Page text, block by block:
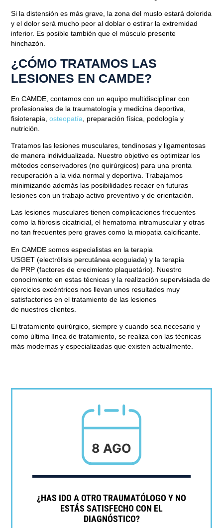
Si la distensión es más grave, la zona del muslo estará dolorida
y el dolor será mucho peor al doblar o estirar la extremidad
inferior. Es posible también que el músculo presente
hinchazón.
¿CÓMO TRATAMOS LAS
LESIONES EN CAMDE?
EnCAMDE , contamos con un equipo multidisciplinar con
profesionales de la traumatología y medicina deportiva,
fisioterapia,osteopatía , preparación física, podología y
nutrición.
Tratamos las lesiones musculares, tendinosas y ligamentosas
de manera individualizada. Nuestro objetivo es optimizar los
métodos conservadores (noquirúrgicos) para una pronta
recuperación a la vida normal y deportiva. Trabajamos
minimizando además las posibilidades recaer en futuras
lesiones con un trabajo activo preventivo y de orientación.
Las lesiones musculares tienen complicaciones frecuentes
como la fibrosis cicatricial, el hematoma intramuscular y otras
no tan frecuentes pero graves como la miopatia calcificante.
En CAMDE somos especialistas en la terapia
USGET (electrólisis percutánea ecoguiada) y la terapia
de PRP (factores de crecimiento plaquetário). Nuestro
conocimiento en estas técnicas y la realización supervisiada de
ejercicios excéntricos nos llevan unos resultados muy
satisfactorios en el tratamiento de las lesiones
de nuestros clientes.
El tratamiento quirúrgico , siempre y cuando sea necesario y
como última línea de tratamiento, se realiza con las técnicas
más modernas y especializadas que existen actualmente.
8 AGO
¿HAS IDO A OTRO TRAUMATÓLOGO Y NO
ESTÁS SATISFECHO CON EL
DIAGNÓSTICO?